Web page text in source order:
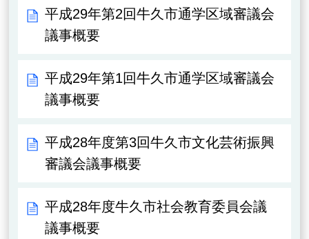
平成29年第2回牛久市通学区域審議会
議事概要
平成29年第1回牛久市通学区域審議会
議事概要
平成28年度第3回牛久市文化芸術振興
審議会議事概要
平成28年度牛久市社会教育委員会議
議事概要